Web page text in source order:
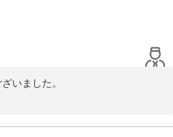
風機があるといいなと思いました。
ベキューはボリュームがあり大変美
がいるので足りないのではと心配し
食は和食でしたが茶わん蒸しやお味
す。有難うございました。
いました。
うございます。
がとうございます。今後検討させ